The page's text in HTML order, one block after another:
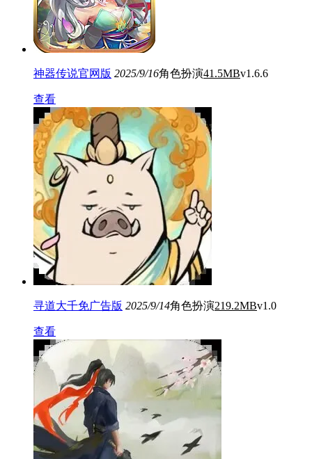
神器传说官网版 2025/9/16角色扮演41.5MBv1.6.6
查看
寻道大千免广告版 2025/9/14角色扮演219.2MBv1.0
查看